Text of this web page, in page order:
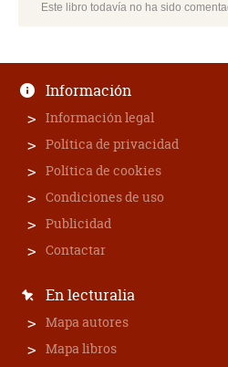
Este libro todavía no ha sido
Información
Información legal
Política de privacidad
Política de cookies
Condiciones de uso
Publicidad
Contactar
En lecturalia
Mapa autores
Mapa libros